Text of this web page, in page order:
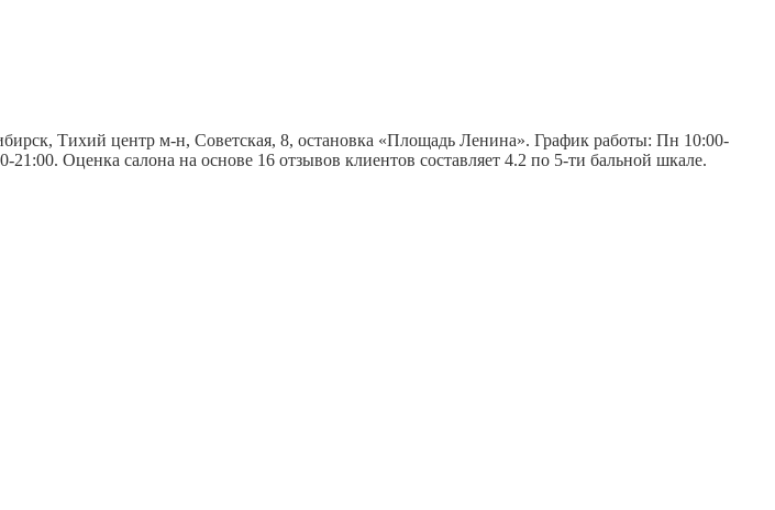
Тихий центр м-н, Советская, 8, остановка «Площадь Ленина». График работы: Пн 10:00-
Оценка салона на основе 16 отзывов клиентов составляет 4.2 по 5-ти бальной шкале.